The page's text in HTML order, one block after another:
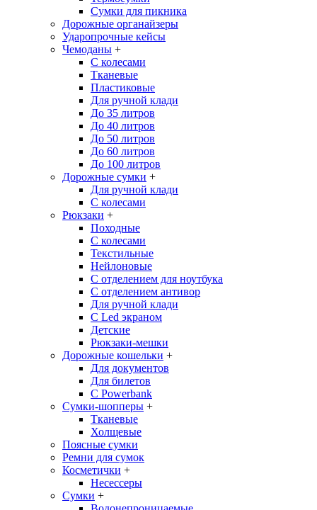
Сумки для пикника
Дорожные органайзеры
Ударопрочные кейсы
Чемоданы +
С колесами
Тканевые
Пластиковые
Для ручной клади
До 35 литров
До 40 литров
До 50 литров
До 60 литров
До 100 литров
Дорожные сумки +
Для ручной клади
С колесами
Рюкзаки +
Походные
С колесами
Текстильные
Нейлоновые
С отделением для ноутбука
С отделением антивор
Для ручной клади
С Led экраном
Детские
Рюкзаки-мешки
Дорожные кошельки +
Для документов
Для билетов
С Powerbank
Сумки-шопперы +
Тканевые
Холщевые
Поясные сумки
Ремни для сумок
Косметички +
Несессеры
Сумки +